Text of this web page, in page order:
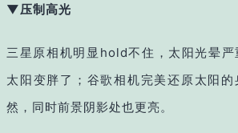
▼压制高光
三星原相机明显hold不住，太阳光晕严
太阳变胖了；谷歌相机完美还原太阳的
然，同时前景阴影处也更亮。